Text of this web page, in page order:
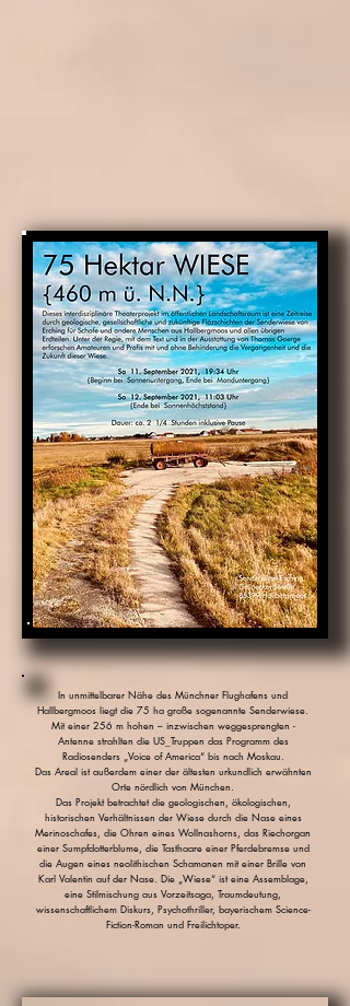
In unmittelbarer Nähe des Münchner Flughafens und
Hallbergmoos liegt die 75 ha große sogenannte Senderwiese.
Mit einer 256 m hohen – inzwischen weggesprengten -
Antenne strahlten die US_Truppen das Programm des
Radiosenders „Voice of America“ bis nach Moskau.
Das Areal ist außerdem einer der ältesten urkundlich erwähnten
Orte nördlich von München.
Das Projekt betrachtet die geologischen, ökologischen,
historischen Verhältnissen der Wiese durch die Nase eines
Merinoschafes, die Ohren eines Wollnashorns, das Riechorgan
einer Sumpfdotterblume, die Tasthaare einer Pferdebremse und
die Augen eines neolithischen Schamanen mit einer Brille von
Karl Valentin auf der Nase. Die „Wiese“ ist eine Assemblage,
eine Stilmischung aus Vorzeitsaga, Traumdeutung,
wissenschaftlichem Diskurs, Psychothriller, bayerischem Science-
Fiction-Roman und Freilichtoper.